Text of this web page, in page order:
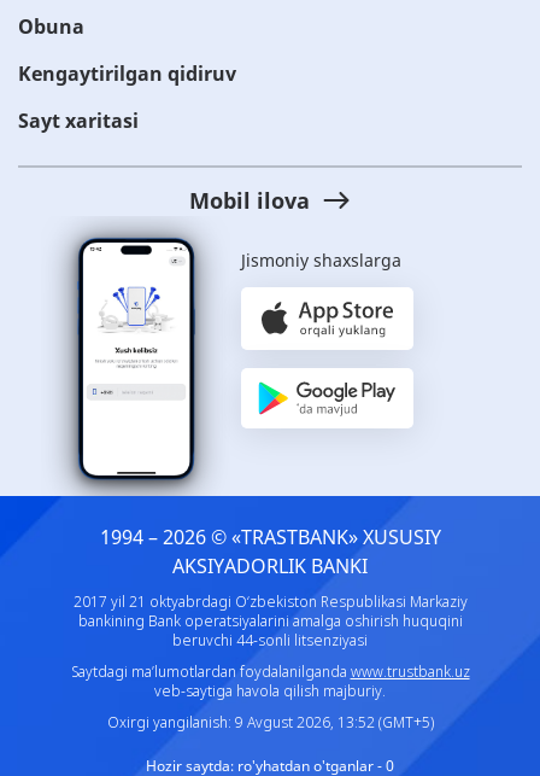
Obuna
Kengaytirilgan qidiruv
Sayt xaritasi
Mobil ilova
Jismoniy shaxslarga
1994 – 2026 © «TRASTBANK» ХUSUSIY
AKSIYADORLIK BANKI
2017 yil 21 oktyabrdagi O‘zbekiston Respublikasi Markaziy
bankining Bank operatsiyalarini amalga oshirish huquqini
beruvchi 44-sonli litsenziyasi
Saytdagi ma’lumotlardan foydalanilganda www.trustbank.uz
veb-saytiga havola qilish majburiy.
Oxirgi yangilanish: 9 Avgust 2026, 13:52 (GMT+5)
Hozir saytda: ro'yhatdan o'tganlar - 0